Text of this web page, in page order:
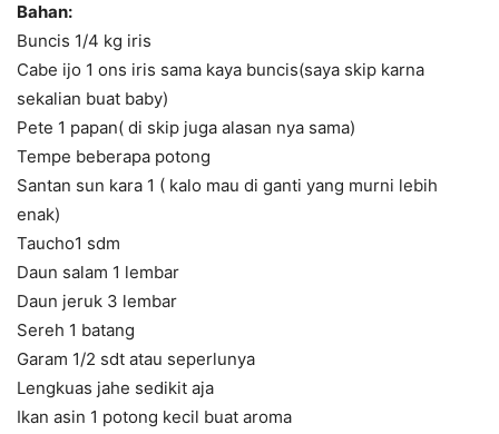
Bahan:
Buncis 1/4 kg iris
Cabe ijo 1 ons iris sama kaya buncis(saya skip karna
sekalian buat baby)
Pete 1 papan( di skip juga alasan nya sama)
Tempe beberapa potong
Santan sun kara 1 ( kalo mau di ganti yang murni lebih
enak)
Taucho1 sdm
Daun salam 1 lembar
Daun jeruk 3 lembar
Sereh 1 batang
Garam 1/2 sdt atau seperlunya
Lengkuas jahe sedikit aja
Ikan asin 1 potong kecil buat aroma